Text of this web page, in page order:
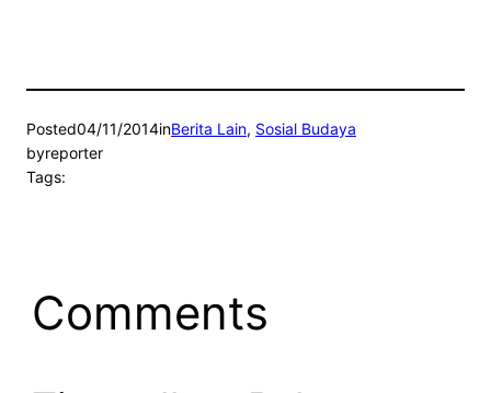
Posted04/11/2014inBerita Lain, Sosial Budaya
byreporter
Tags:
Comments